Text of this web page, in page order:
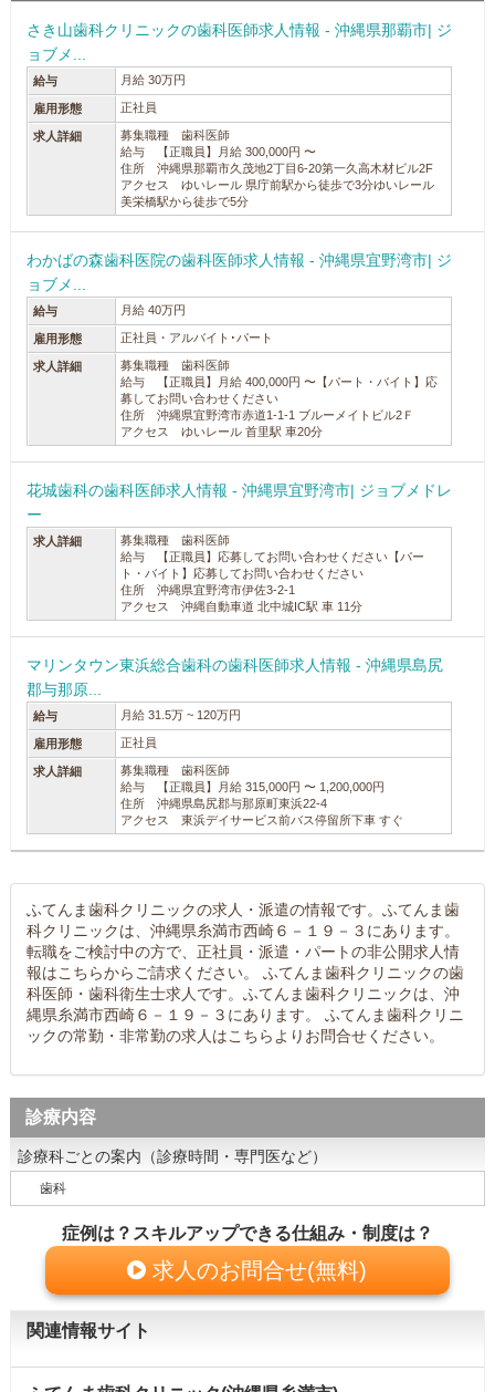
さき山歯科クリニックの歯科医師求人情報 - 沖縄県那覇市| ジ
ョブメ...
給与 月給 30万円
雇用形態 正社員
求人詳細
募集職種 歯科医師
給与 【正職員】月給 300,000円 〜
住所 沖縄県那覇市久茂地2丁目6-20第一久高木材ビル2F
アクセス ゆいレール 県庁前駅から徒歩で3分ゆいレール
美栄橋駅から徒歩で5分
わかばの森歯科医院の歯科医師求人情報 - 沖縄県宜野湾市| ジ
ョブメ...
給与 月給 40万円
雇用形態 正社員・アルバイト･パート
求人詳細
募集職種 歯科医師
給与 【正職員】月給 400,000円 〜【パート・バイト】応
募してお問い合わせください
住所 沖縄県宜野湾市赤道1-1-1 ブルーメイトビル2Ｆ
アクセス ゆいレール 首里駅 車20分
花城歯科の歯科医師求人情報 - 沖縄県宜野湾市| ジョブメドレ
ー
求人詳細
募集職種 歯科医師
給与 【正職員】応募してお問い合わせください【パー
ト・バイト】応募してお問い合わせください
住所 沖縄県宜野湾市伊佐3-2-1
アクセス 沖縄自動車道 北中城IC駅 車 11分
マリンタウン東浜総合歯科の歯科医師求人情報 - 沖縄県島尻
郡与那原...
給与 月給 31.5万 ~ 120万円
雇用形態 正社員
求人詳細
募集職種 歯科医師
給与 【正職員】月給 315,000円 〜 1,200,000円
住所 沖縄県島尻郡与那原町東浜22-4
アクセス 東浜デイサービス前バス停留所下車 すぐ
ふてんま歯科クリニックの求人・派遣の情報です。ふてんま歯
科クリニックは、沖縄県糸満市西崎６－１９－３にあります。
転職をご検討中の方で、正社員・派遣・パートの非公開求人情
報はこちらからご請求ください。 ふてんま歯科クリニックの歯
科医師・歯科衛生士求人です。ふてんま歯科クリニックは、沖
縄県糸満市西崎６－１９－３にあります。 ふてんま歯科クリニ
ックの常勤・非常勤の求人はこちらよりお問合せください。
診療内容
診療科ごとの案内（診療時間・専門医など）
歯科
症例は？スキルアップできる仕組み・制度は？
求人のお問合せ(無料)
関連情報サイト